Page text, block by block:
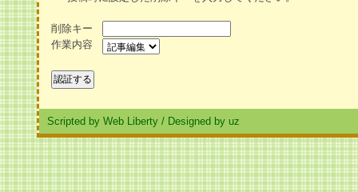
削除キー
作業内容
Scripted by Web Liberty / Designed by uz